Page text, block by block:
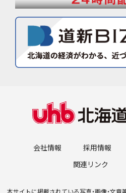
会社情報 採用情報
関連リンク